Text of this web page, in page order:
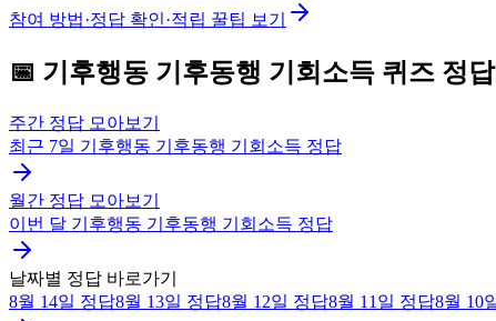
참여 방법·정답 확인·적립 꿀팁 보기
📅 기후행동 기후동행 기회소득 퀴즈 정
주간 정답 모아보기
최근 7일 기후행동 기후동행 기회소득 정답
월간 정답 모아보기
이번 달 기후행동 기후동행 기회소득 정답
날짜별 정답 바로가기
8월 14일 정답8월 13일 정답8월 12일 정답8월 11일 정답8월 10